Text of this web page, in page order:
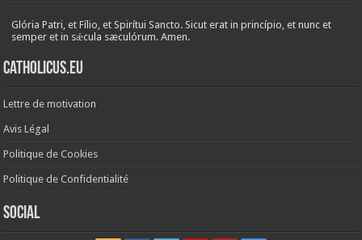
Glória Patri, et Fílio, et Spirítui Sancto. Sicut erat in princípio, et nunc et
semper et in sǽcula sæculórum. Amen.
Catholicus.eu
Lettre de motivation
Avis Légal
Politique de Cookies
Politique de Confidentialité
Social